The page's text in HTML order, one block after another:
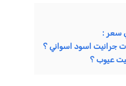
:
اسود اسواني ؟
عيوب ؟